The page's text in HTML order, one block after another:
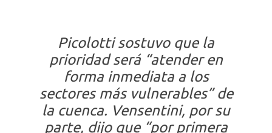
Picolotti sostuvo que la
prioridad será “atender en
forma inmediata a los
sectores más vulnerables” de
la cuenca. Vensentini, por su
parte, dijo que “por primera